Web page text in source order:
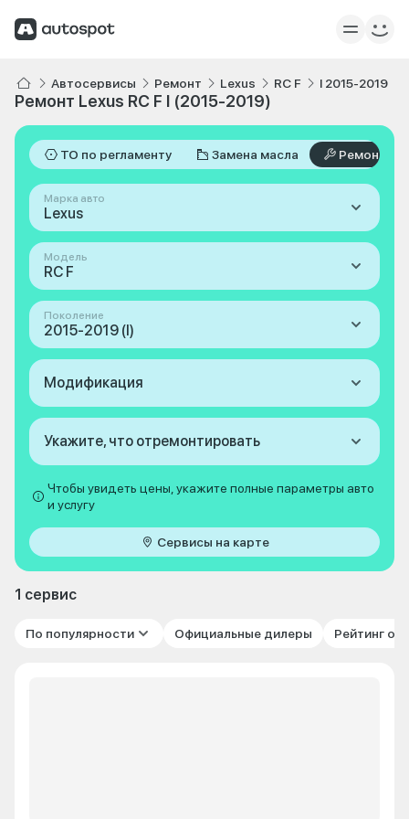
Автосервисы Ремонт Lexus RC F I 2015-2019
Ремонт Lexus RC F I (2015-2019)
ТО по регламенту Замена масла Ремонт
Марка авто
Lexus
Модель
RC F
Поколение
2015-2019 (I)
Модификация
Укажите, что отремонтировать
Чтобы увидеть цены, укажите полные параметры авто
и услугу
Сервисы на карте
1 сервис
По популярности Официальные дилеры Рейтинг